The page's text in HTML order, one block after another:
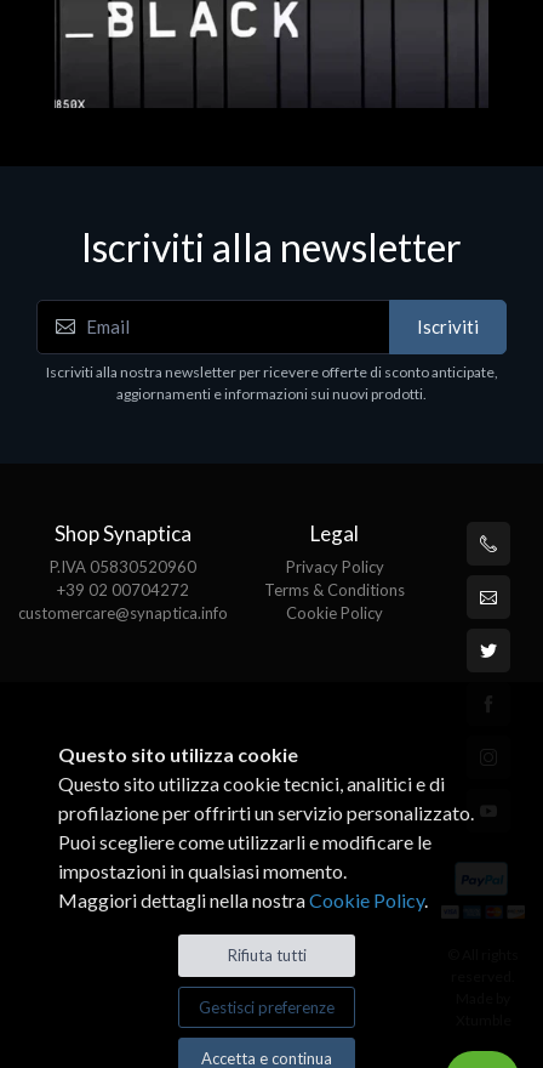
WD_BLACK SN850X NVMe SSD
WDBB9H0020BNC - SSD - 2 TB - interno - M.2
2280 - PCIe 4.0 (NVMe) - dissipatore integrato -
nero
Iscriviti alla newsletter
Iscriviti
Iscriviti alla nostra newsletter per ricevere offerte di sconto anticipate,
aggiornamenti e informazioni sui nuovi prodotti.
Shop Synaptica
P.IVA 05830520960
+39 02 00704272
customercare@synaptica.info
Legal
Privacy Policy
Terms & Conditions
Cookie Policy
Questo sito utilizza cookie
Questo sito utilizza cookie tecnici, analitici e di
profilazione per offrirti un servizio personalizzato.
Puoi scegliere come utilizzarli e modificare le
impostazioni in qualsiasi momento.
Maggiori dettagli nella nostraCookie Policy.
Rifiuta tutti
Gestisci preferenze
Accetta e continua